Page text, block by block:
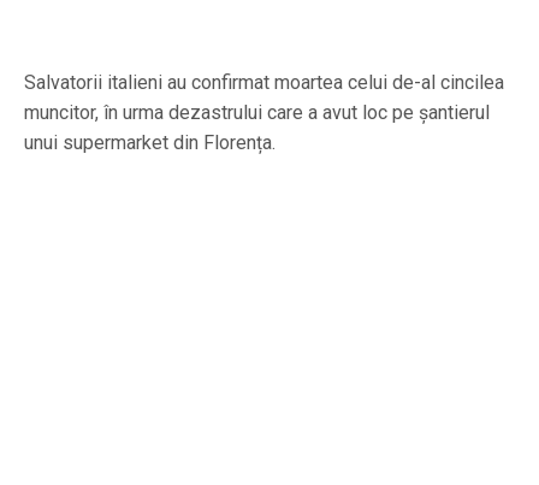
Salvatorii italieni au confirmat moartea celui de-al cincilea
muncitor, în urma dezastrului care a avut loc pe șantierul
unui supermarket din Florența.